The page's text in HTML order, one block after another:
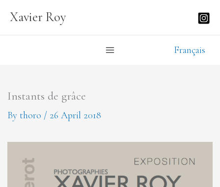
Xavier Roy
Français
Instants de grâce
By thoro / 26 April 2018